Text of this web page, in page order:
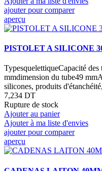
ajouter pour comparer
aperçu
PISTOLET A SILICONE
TypesquelettiqueCapacité
mmdimension du tube49
silicones, produits
7,234 DT
Rupture de stock
Ajouter au panier
Ajouter à ma liste d'envies
ajouter pour comparer
aperçu